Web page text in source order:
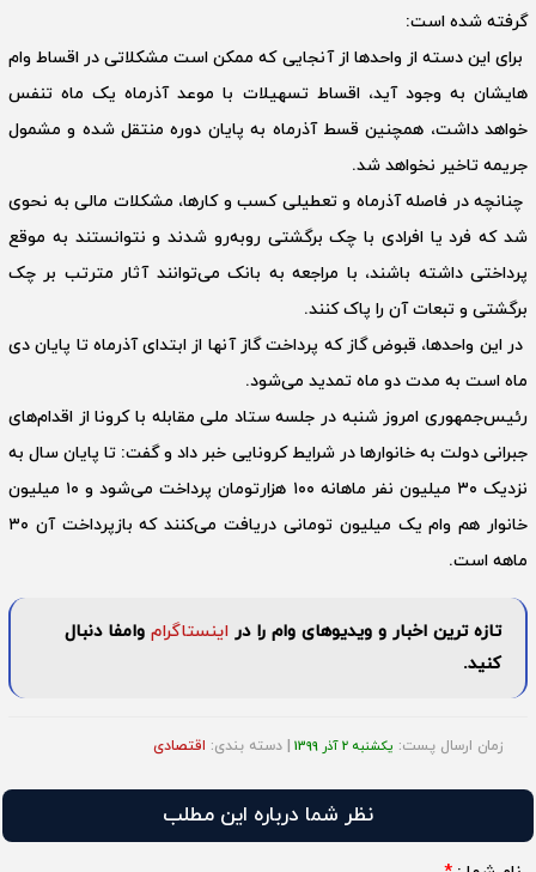
گرفته شده است:
برای این دسته از واحدها از آنجایی که ممکن است مشکلاتی در اقساط وام
هایشان به وجود آید، اقساط تسهیلات با موعد آذرماه یک ماه تنفس
خواهد داشت، همچنین قسط آذرماه به پایان دوره منتقل شده و مشمول
جریمه تاخیر نخواهد شد.
چنانچه در فاصله آذرماه و تعطیلی کسب و کارها، مشکلات مالی به نحوی
شد که فرد یا افرادی با چک برگشتی روبه‌رو شدند و نتوانستند به موقع
پرداختی داشته باشند، با مراجعه به بانک می‌توانند آثار مترتب بر چک
برگشتی و تبعات آن را پاک کنند.
در این واحدها، قبوض گاز که پرداخت گاز آنها از ابتدای آذرماه تا پایان دی
ماه است به مدت دو ماه تمدید می‌شود.
رئیس‌جمهوری امروز شنبه در جلسه ستاد ملی مقابله با کرونا از اقدام‌های
جبرانی دولت به خانوارها در شرایط کرونایی خبر داد و گفت: تا پایان سال به
نزدیک ۳۰ میلیون نفر ماهانه ۱۰۰ هزارتومان پرداخت می‌شود و ۱۰ میلیون
خانوار هم وام یک میلیون تومانی دریافت می‌کنند که بازپرداخت آن ۳۰
ماهه است.
تازه ترین اخبار و ویدیوهای وام را در اینستاگرام وامفا دنبال
کنید.
زمان ارسال پست: یکشنبه 2 آذر 1399 | دسته بندی: اقتصادی
نظر شما درباره این مطلب